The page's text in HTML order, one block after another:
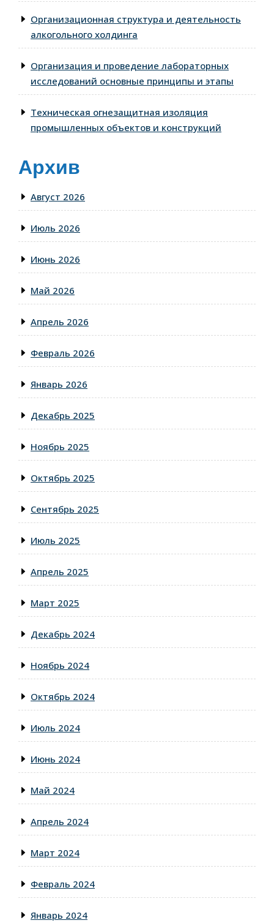
Организационная структура и деятельность
алкогольного холдинга
Организация и проведение лабораторных
исследований основные принципы и этапы
Техническая огнезащитная изоляция
промышленных объектов и конструкций
Архив
Август 2026
Июль 2026
Июнь 2026
Май 2026
Апрель 2026
Февраль 2026
Январь 2026
Декабрь 2025
Ноябрь 2025
Октябрь 2025
Сентябрь 2025
Июль 2025
Апрель 2025
Март 2025
Декабрь 2024
Ноябрь 2024
Октябрь 2024
Июль 2024
Июнь 2024
Май 2024
Апрель 2024
Март 2024
Февраль 2024
Январь 2024